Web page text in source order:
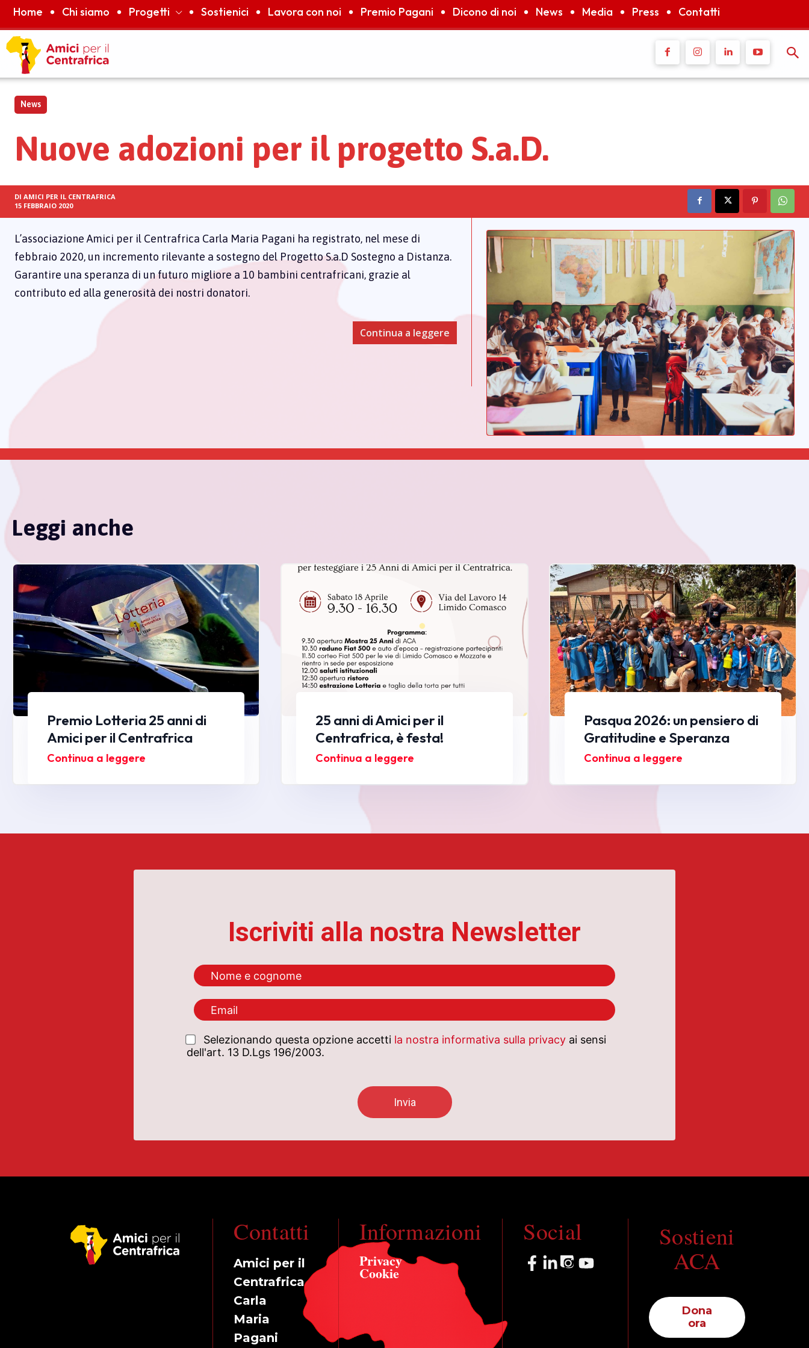
Home Chi siamo Progetti Sostienici Lavora con noi Premio Pagani Dicono di noi News Media Press Contatti
News
Nuove adozioni per il progetto S.a.D.
DI AMICI PER IL CENTRAFRICA
15 FEBBRAIO 2020
L’associazione Amici per il Centrafrica Carla Maria Pagani ha registrato, nel mese di
febbraio 2020, un incremento rilevante a sostegno del Progetto S.a.D Sostegno a Distanza.
Garantire una speranza di un futuro migliore a 10 bambini centrafricani, grazie al
contributo ed alla generosità dei nostri donatori.
Continua a leggere
Leggi anche
Premio Lotteria 25 anni di
Amici per il Centrafrica
Continua a leggere
25 anni di Amici per il
Centrafrica, è festa!
Continua a leggere
Pasqua 2026: un pensiero di
Gratitudine e Speranza
Continua a leggere
Iscriviti alla nostra Newsletter
Selezionando questa opzione accetti la nostra informativa sulla privacy ai sensi
dell'art. 13 D.Lgs 196/2003.
Contatti
Amici per il
Centrafrica
Carla
Maria
Pagani
Informazioni
Privacy
Cookie
Social
Sostieni
ACA
Dona
ora